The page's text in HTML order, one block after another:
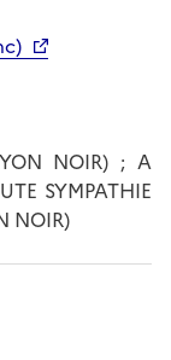
NOIR) ; A
SYMPATHIE
NOIR)